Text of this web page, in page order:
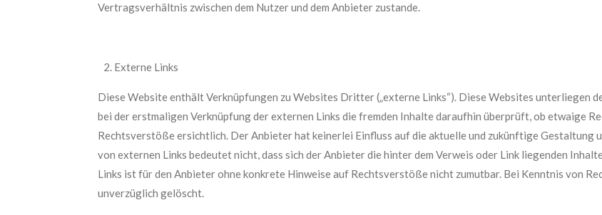
Vertragsverhältnis zwischen dem Nutzer und dem Anbieter zustande.
Externe Links
Diese Website enthält Verknüpfungen zu Websites Dritter („externe Links“). Diese Websites unterliegen
bei der erstmaligen Verknüpfung der externen Links die fremden Inhalte daraufhin überprüft, ob etwaige
Rechtsverstöße ersichtlich. Der Anbieter hat keinerlei Einfluss auf die aktuelle und zukünftige Gestaltung
von externen Links bedeutet nicht, dass sich der Anbieter die hinter dem Verweis oder Link liegenden
Links ist für den Anbieter ohne konkrete Hinweise auf Rechtsverstöße nicht zumutbar. Bei Kenntnis von
unverzüglich gelöscht.